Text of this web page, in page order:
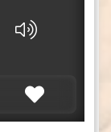
Ue
ha